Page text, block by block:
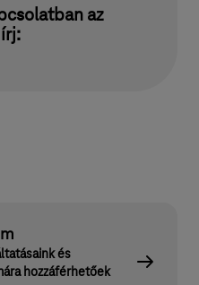
az
és
hozzáférhetőek